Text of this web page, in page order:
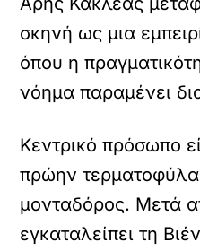
σκηνή ως μια
όπου η
νόημα παραμένει
Κεντρικό πρόσωπο
πρώην
μονταδόρος. Μετά
εγκαταλείπει τη